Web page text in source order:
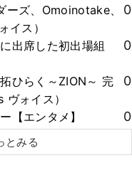
ーズ、Omoinotake、
ス）
0
出席した初出場組
0
ひらく～ZION～ 完
ォイス）
0
【エンタメ】 0
とみる